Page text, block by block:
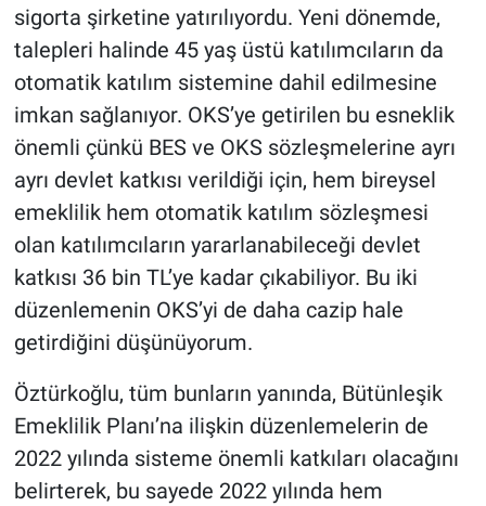
sigorta şirketine yatırılıyordu. Yeni dönemde,
talepleri halinde 45 yaş üstü katılımcıların da
otomatik katılım sistemine dahil edilmesine
imkan sağlanıyor. OKS’ye getirilen bu esneklik
önemli çünkü BES ve OKS sözleşmelerine ayrı
ayrı devlet katkısı verildiği için, hem bireysel
emeklilik hem otomatik katılım sözleşmesi
olan katılımcıların yararlanabileceği devlet
katkısı 36 bin TL’ye kadar çıkabiliyor. Bu iki
düzenlemenin OKS’yi de daha cazip hale
getirdiğini düşünüyorum.
Öztürkoğlu, tüm bunların yanında, Bütünleşik
Emeklilik Planı’na ilişkin düzenlemelerin de
2022 yılında sisteme önemli katkıları olacağını
belirterek, bu sayede 2022 yılında hem